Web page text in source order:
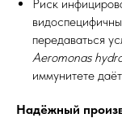
Риск
передаваться
Aeromonas
иммунитете
Надёжный